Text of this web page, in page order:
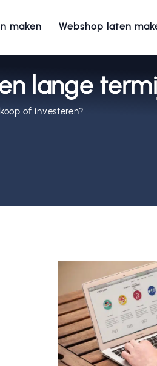
maken Webshop laten
lange
of investeren?